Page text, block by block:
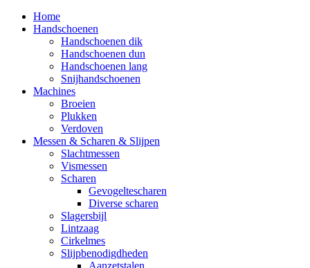
Home
Handschoenen
Handschoenen dik
Handschoenen dun
Handschoenen lang
Snijhandschoenen
Machines
Broeien
Plukken
Verdoven
Messen & Scharen & Slijpen
Slachtmessen
Vismessen
Scharen
Gevogeltescharen
Diverse scharen
Slagersbijl
Lintzaag
Cirkelmes
Slijpbenodigdheden